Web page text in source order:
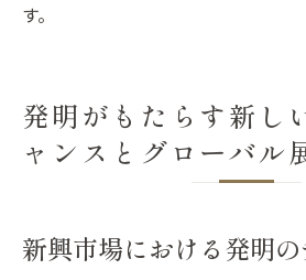
す。
発明がもたらす新し
ャンスとグローバル
新興市場における発明